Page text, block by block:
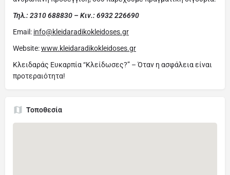
Τηλ.: 2310 688830 – Κιν.: 6932 226690
Email: info@kleidaradikokleidoses.gr
Website:www.kleidaradikokleidoses.gr
Κλειδαράς Ευκαρπία “Κλείδωσες?” – Όταν η ασφάλεια είναι
προτεραιότητα!
Τοποθεσία